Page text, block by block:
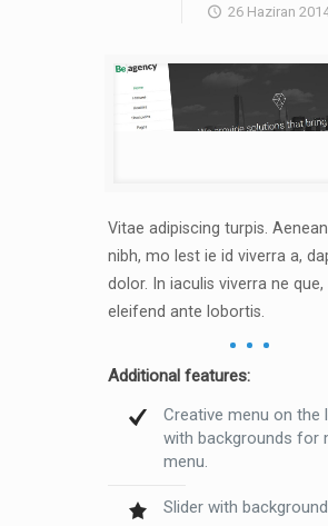
26 Haziran
Vitae adipiscing turpis.
nibh, mo lest ie id viverra a,
dolor. In iaculis viverra ne que,
eleifend ante lobortis.
Additional features:
Creative menu on the
with backgrounds for
menu.
Slider with